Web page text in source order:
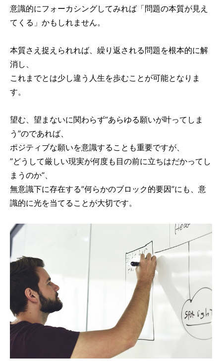
意識的にフォーカシングしてみれば「問題の本質が見え
てくる」かもしれません。
本質さえ捉えられれば、繰り返される問題を根本的に解
消し、
これまでとは少し違う人生を歩むことが可能となりま
す。
望む、望まないに関わらず”あらゆる願いが叶ってしま
う”のであれば、
ポジティブな願いを意識することも重要ですが、
”どうして厳しい現実が何度も目の前に立ちはだかってし
まうのか”、
無意識下に存在する”何らかのブロック的要因”にも、意
識的に光を当てることが大切です。